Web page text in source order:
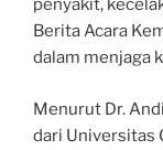
penyakit,
Berita Acara
dalam menjaga
Menurut Dr.
dari Universitas